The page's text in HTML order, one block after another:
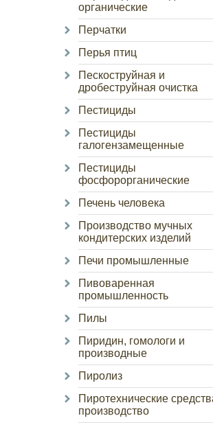
органические
Перчатки
Перья птиц
Пескоструйная и
дробеструйная очистка
Пестициды
Пестициды
галогензамещенные
Пестициды
фосфорорганические
Печень человека
Производство мучных
кондитерских изделий
Печи промышленные
Пивоваренная
промышленность
Пилы
Пиридин, гомологи и
производные
Пиролиз
Пиротехнические
производство